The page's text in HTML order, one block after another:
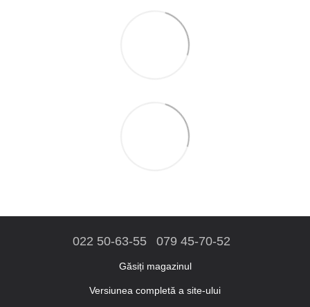
022 50-63-55 079 45-70-52
Găsiți magazinul
Versiunea completă a site-ului